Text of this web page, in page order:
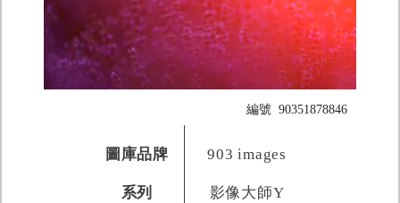
編號 90351878846
圖庫品牌 903 images
系列 影像大師Y